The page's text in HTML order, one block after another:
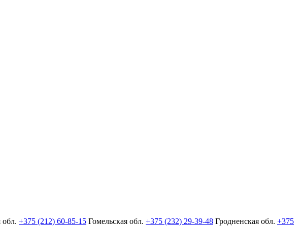
обл. +375 (212) 60-85-15 Гомельская обл. +375 (232) 29-39-48 Гродненская обл. +375